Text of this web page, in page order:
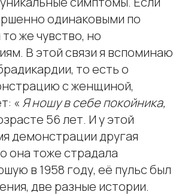
одинаковыми по
же чувство, но
В этой связи я вспоминаю
то есть о
с женщиной,
« Я ношу в себе покойника,
56 лет. И у этой
демонстрации другая
она тоже страдала
в 1958 году, её пульс был
две разные истории.